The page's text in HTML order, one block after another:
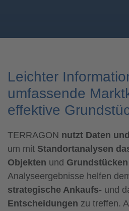
Leichter
umfassende
effektive
TERRAGON nutzt Daten
um mit Standortanalysen
Objekten und Grundstücken
Analyseergebnisse helfen
strategische Ankaufs- und
Entscheidungen zu treffen.